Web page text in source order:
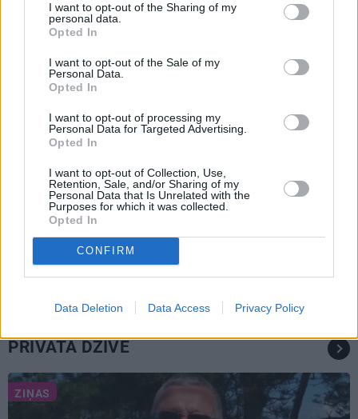
I want to opt-out of the Sharing of my
personal data.
Opted In
I want to opt-out of the Sale of my
Personal Data.
Opted In
I want to opt-out of processing my
Personal Data for Targeted Advertising.
Opted In
I want to opt-out of Collection, Use,
Retention, Sale, and/or Sharing of my
Personal Data that Is Unrelated with the
Purposes for which it was collected.
Opted In
CONFIRM
Data Deletion Data Access Privacy Policy
Ideāli skābēti, mazsālīti un svaigi: 7
populāri ļaudis
Ražotāji spiesti piekāpties – visā
LATVIJAS PĒRLES
ielūkojamies Viļānu Svētā Alberta
Lielā klostera tēvu ikdienā
PRIVĀTĀ DZĪVE
ZIŅAS